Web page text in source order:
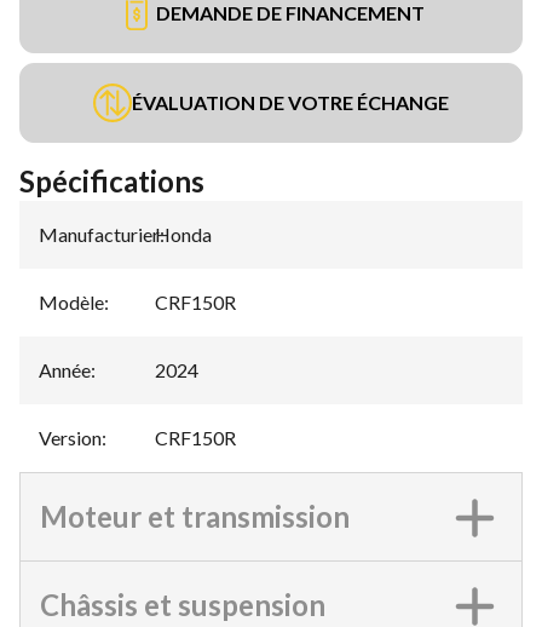
DEMANDE DE FINANCEMENT
ÉVALUATION DE VOTRE ÉCHANGE
Spécifications
Manufacturier:
Honda
Modèle: CRF150R
Année: 2024
Version: CRF150R
Moteur et transmission
Châssis et suspension